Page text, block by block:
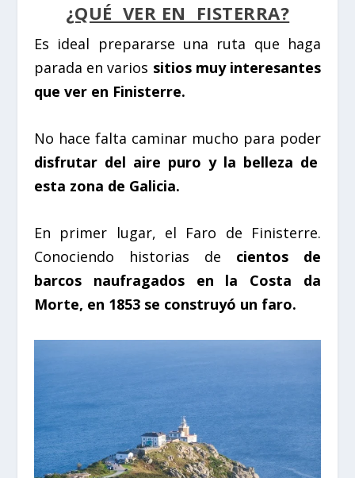
¿QUÉ VER EN FISTERRA?
Es ideal prepararse una ruta que haga
parada en varios sitios muy interesantes
que ver en Finisterre.
No hace falta caminar mucho para poder
disfrutar del aire puro y la belleza de
esta zona de Galicia.
En primer lugar, el Faro de Finisterre.
Conociendo historias de cientos de
barcos naufragados en la Costa da
Morte, en 1853 se construyó un faro.